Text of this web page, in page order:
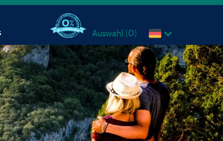
Auswahl (0)